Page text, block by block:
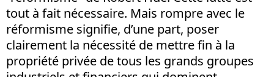
tout à fait nécessaire. Mais rompre avec le
réformisme signifie, d’une part, poser
clairement la nécessité de mettre fin à la
propriété privée de tous les grands groupes